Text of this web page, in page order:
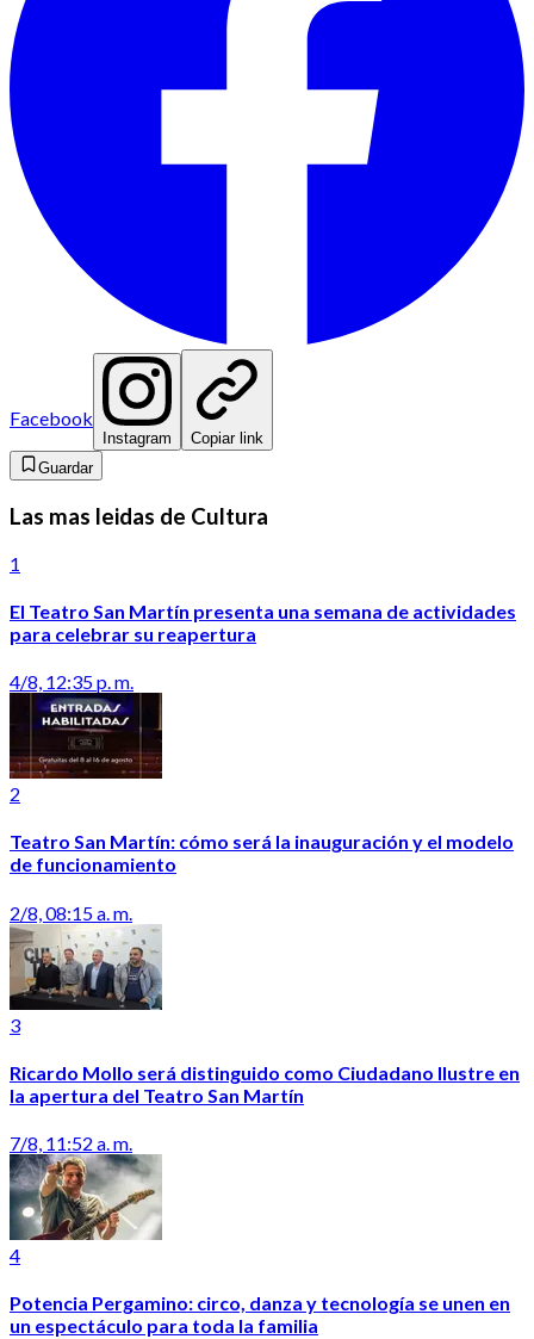
Facebook
Instagram
Copiar link
Guardar
Las mas leidas de Cultura
1
El Teatro San Martín presenta una semana de actividades
para celebrar su reapertura
4/8, 12:35 p. m.
2
Teatro San Martín: cómo será la inauguración y el modelo
de funcionamiento
2/8, 08:15 a. m.
3
Ricardo Mollo será distinguido como Ciudadano Ilustre en
la apertura del Teatro San Martín
7/8, 11:52 a. m.
4
Potencia Pergamino: circo, danza y tecnología se unen en
un espectáculo para toda la familia